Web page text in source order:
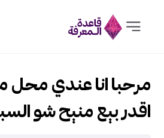
مرحبا انا عندي محل
اقدر بيع منيح شو